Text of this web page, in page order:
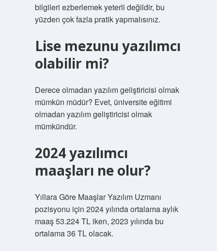
bilgileri ezberlemek yeterli değildir, bu
yüzden çok fazla pratik yapmalısınız.
Lise mezunu yazılımcı
olabilir mi?
Derece olmadan yazılım geliştiricisi olmak
mümkün müdür? Evet, üniversite eğitimi
olmadan yazılım geliştiricisi olmak
mümkündür.
2024 yazılımcı
maaşları ne olur?
Yıllara Göre Maaşlar Yazılım Uzmanı
pozisyonu için 2024 yılında ortalama aylık
maaş 53.224 TL iken, 2023 yılında bu
ortalama 36 TL olacak.